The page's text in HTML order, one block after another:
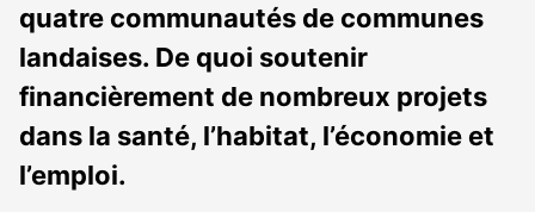
quatre communautés de communes
landaises. De quoi soutenir
financièrement de nombreux projets
dans la santé, l’habitat, l’économie et
l’emploi.